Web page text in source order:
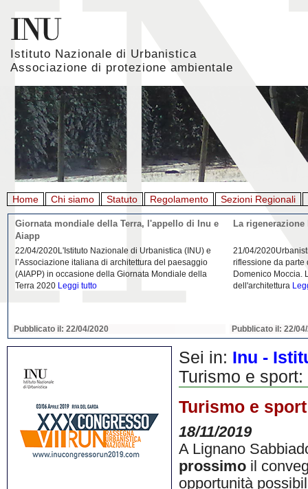
Istituto Nazionale di Urbanistica
Associazione di protezione ambientale
Home Chi siamo Statuto Regolamento Sezioni Regionali
Giornata mondiale della Terra, l'appello di Inu e
Aiapp
22/04/2020L'Istituto Nazionale di Urbanistica (INU) e
l’Associazione italiana di architettura del paesaggio
(AIAPP) in occasione della Giornata Mondiale della
Terra 2020 Leggi tutto
Pubblicato il: 22/04/2020
La
21/04/
riflessione da parte
Domenico Moccia.
dell'architettura
Pubblicato il: 22/
Sei in: Inu -
Turismo e
Turismo e
18/11/2019
A Lignano
prossimo il
opportunità